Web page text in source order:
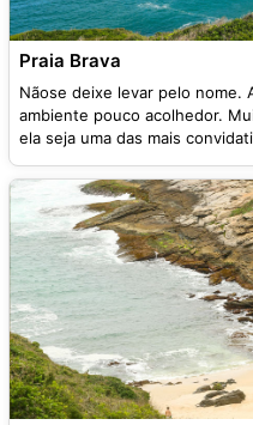
Praia Brava
Nãose deixe levar pelo nome.
ambiente pouco acolhedor.
ela seja uma das mais